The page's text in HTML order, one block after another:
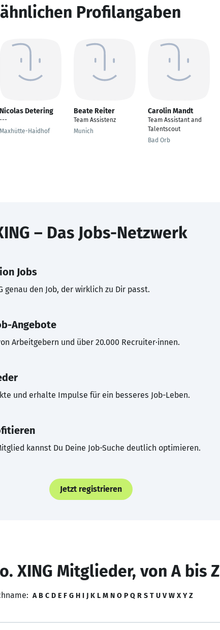
Profilangaben
Nicolas Detering
---
Maxhütte-Haidhof
Beate Reiter
Team Assistenz
Munich
Carolin Mandt
Team Assistant and
Talentscout
Bad Orb
– Das Jobs-Netzwerk
Jobs
genau den Job, der wirklich zu Dir passt.
Angebote
Arbeitgebern und über 20.000 Recruiter·innen.
und erhalte Impulse für ein besseres Job-Leben.
kannst Du Deine Job-Suche deutlich optimieren.
Jetzt registrieren
XING Mitglieder, von A bis Z
A B C D E F G H I J K L M N O P Q R S T U V W X Y Z